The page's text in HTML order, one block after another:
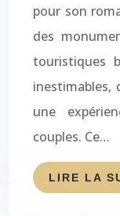
pour son
des
touristiques
inestimables,
une
couples. Ce…
LIRE LA